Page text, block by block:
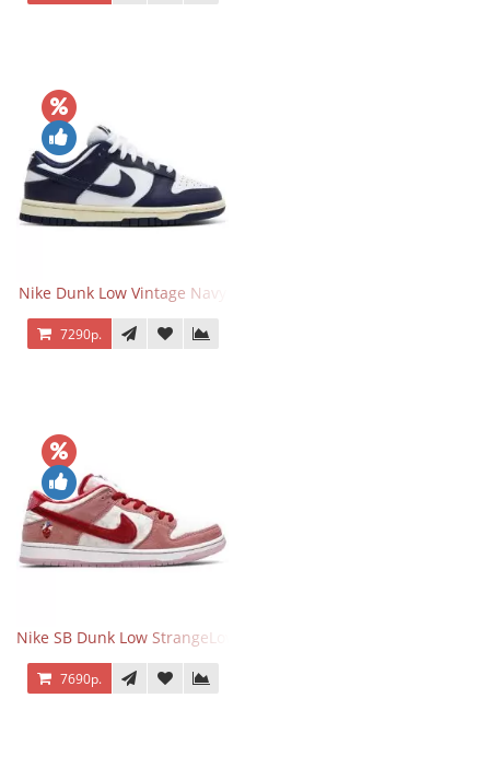
Nike Dunk Low Vintage Navy
7290р.
Nike SB Dunk Low StrangeLove Valentine's Day
7690р.